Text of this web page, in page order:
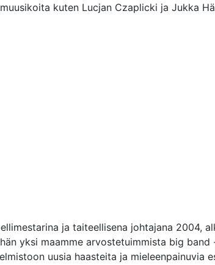
kuten Lucjan Czaplicki ja Jukka
ja taiteellisena johtajana 2004,
yksi maamme arvostetuimmista big
uusia haasteita ja mieleenpainuvia